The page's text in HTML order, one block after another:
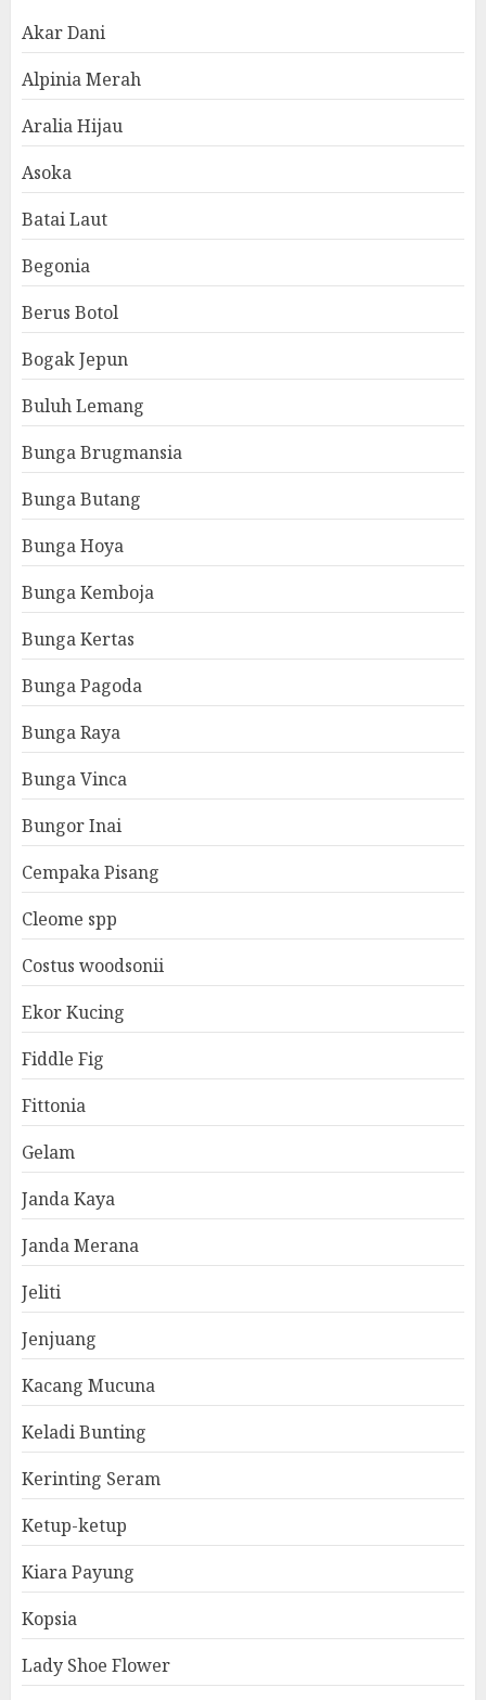
Akar Dani
Alpinia Merah
Aralia Hijau
Asoka
Batai Laut
Begonia
Berus Botol
Bogak Jepun
Buluh Lemang
Bunga Brugmansia
Bunga Butang
Bunga Hoya
Bunga Kemboja
Bunga Kertas
Bunga Pagoda
Bunga Raya
Bunga Vinca
Bungor Inai
Cempaka Pisang
Cleome spp
Costus woodsonii
Ekor Kucing
Fiddle Fig
Fittonia
Gelam
Janda Kaya
Janda Merana
Jeliti
Jenjuang
Kacang Mucuna
Keladi Bunting
Kerinting Seram
Ketup-ketup
Kiara Payung
Kopsia
Lady Shoe Flower